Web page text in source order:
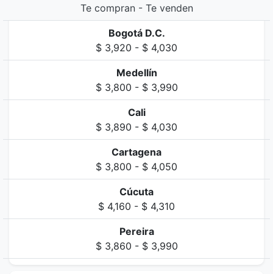
Te compran - Te venden
Bogotá D.C.
$ 3,920 - $ 4,030
Medellín
$ 3,800 - $ 3,990
Cali
$ 3,890 - $ 4,030
Cartagena
$ 3,800 - $ 4,050
Cúcuta
$ 4,160 - $ 4,310
Pereira
$ 3,860 - $ 3,990